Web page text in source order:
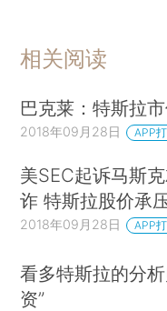
相关阅读
巴克莱：特斯拉
2018年09月28日 APP
美SEC起诉马斯
诈 特斯拉股价承
2018年09月28日 APP
看多特斯拉的分
资”